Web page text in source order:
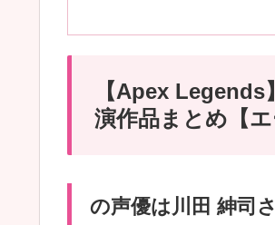
【Apex
演作品まとめ【
の声優は川田 紳司